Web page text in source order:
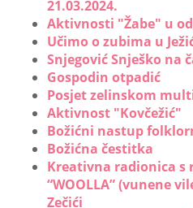
21.03.2024.
Aktivnosti "Žabe" u
Učimo o zubima u
Snjegović Snješko na
Gospodin otpadić
Posjet zelinskom
Aktivnost "Kovčežić"
Božićni nastup
Božićna čestitka
Kreativna radionica
“WOOLLA” (vunene
Zečići